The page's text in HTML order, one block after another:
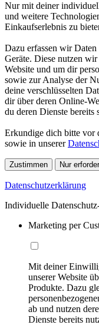
Nur mit deiner
und weitere
Einkaufserlebnis zu
Dazu erfassen wir
Geräte. Diese nutzen
Website und um dir
sowie zur Analyse der
deine verschlüsselten
dir über deren Online-
du deren Dienste bereits
Erkundige dich bitte vor
sowie in unserer
Zustimmen Nur
Datenschutzerklärung
Individuelle
Marketing per
Mit deiner
unserer Website
Produkte. Dazu
ab und nutzen
Dienste bereits